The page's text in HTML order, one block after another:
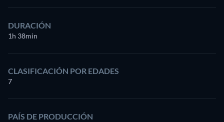
DURACIÓN
1h 38min
CLASIFICACIÓN POR EDADES
7
PAÍS DE PRODUCCIÓN